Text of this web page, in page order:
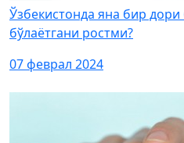
Ўзбекистонда яна бир
бўлаётгани ростми?
07 феврал 2024